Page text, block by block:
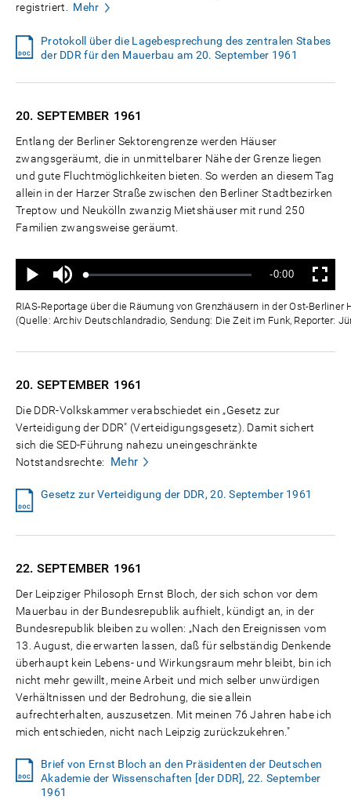
registriert.
Mehr
Protokoll über die Lagebesprechung des zentralen Stabes
der DDR für den Mauerbau am 20. September 1961
20. SEPTEMBER 1961
Entlang der Berliner Sektorengrenze werden Häuser
zwangsgeräumt, die in unmittelbarer Nähe der Grenze liegen
und gute Fluchtmöglichkeiten bieten. So werden an diesem Tag
allein in der Harzer Straße zwischen den Berliner Stadtbezirken
Treptow und Neukölln zwanzig Mietshäuser mit rund 250
Familien zwangsweise geräumt.
Wiedergabe
Ton
aus
Geladen:
Status:
Verbleibende
Zeit
-0:00 Vollbild
RIAS-Reportage über die Räumung von Grenzhäusern in der Ost-Berliner
(Quelle: Archiv Deutschlandradio, Sendung: Die Zeit im Funk, Reporter:
20. SEPTEMBER 1961
Die DDR-Volkskammer verabschiedet ein „Gesetz zur
Verteidigung der DDR" (Verteidigungsgesetz). Damit sichert
sich die SED-Führung nahezu uneingeschränkte
Notstandsrechte:
Mehr
Gesetz zur Verteidigung der DDR, 20. September 1961
22. SEPTEMBER 1961
Der Leipziger Philosoph Ernst Bloch, der sich schon vor dem
Mauerbau in der Bundesrepublik aufhielt, kündigt an, in der
Bundesrepublik bleiben zu wollen: „Nach den Ereignissen vom
13. August, die erwarten lassen, daß für selbständig Denkende
überhaupt kein Lebens- und Wirkungsraum mehr bleibt, bin ich
nicht mehr gewillt, meine Arbeit und mich selber unwürdigen
Verhältnissen und der Bedrohung, die sie allein
aufrechterhalten, auszusetzen. Mit meinen 76 Jahren habe ich
mich entschieden, nicht nach Leipzig zurückzukehren."
Brief von Ernst Bloch an den Präsidenten der Deutschen
Akademie der Wissenschaften [der DDR], 22. September
1961